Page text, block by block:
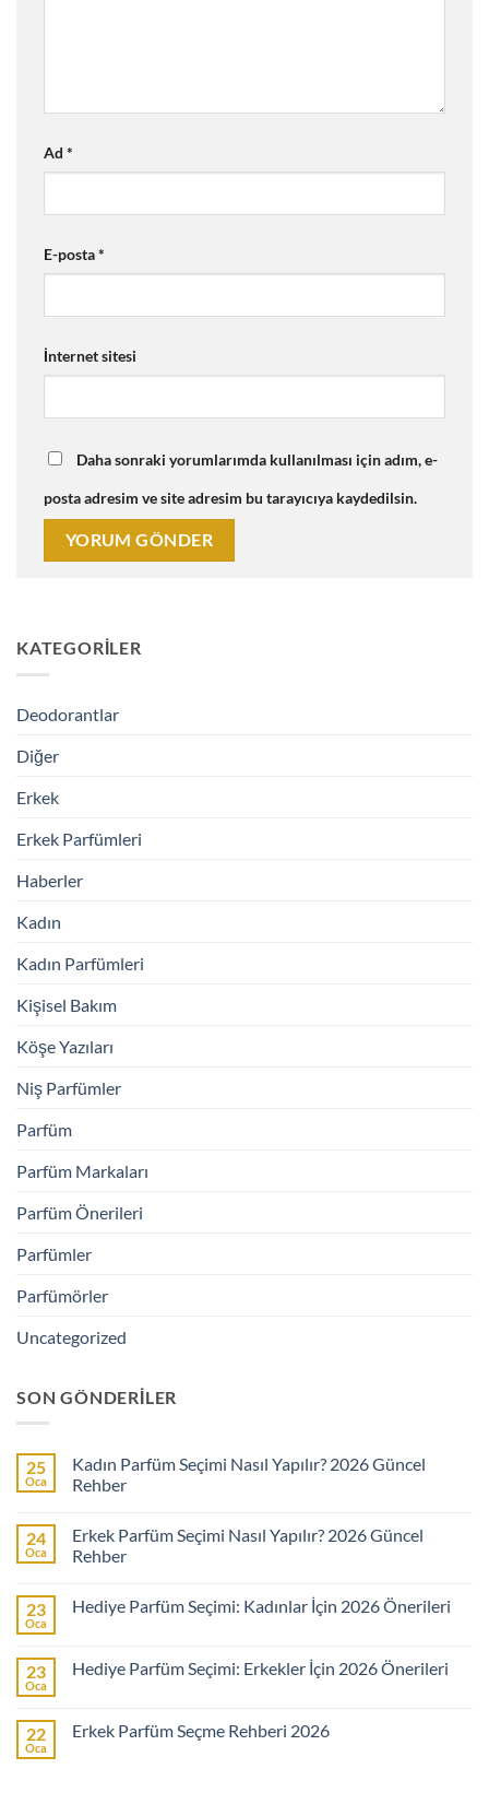
Ad *
E-posta*
İnternet sitesi
Daha sonraki yorumlarımda kullanılması için adım, e-
posta adresim ve site adresim bu tarayıcıya kaydedilsin.
KATEGORILER
Deodorantlar
Diğer
Erkek
Erkek Parfümleri
Haberler
Kadın
Kadın Parfümleri
Kişisel Bakım
Köşe Yazıları
Niş Parfümler
Parfüm
Parfüm Markaları
Parfüm Önerileri
Parfümler
Parfümörler
Uncategorized
SON GÖNDERILER
25
Oca
Kadın Parfüm Seçimi Nasıl Yapılır? 2026 Güncel
Rehber
Kadın
Parfüm
Seçimi
2026
24
Oca
Erkek Parfüm Seçimi Nasıl Yapılır? 2026 Güncel
Rehber
Erkek
Yapılır?
2026
23
Oca
Hediye Parfüm Seçimi: Kadınlar İçin 2026 Önerileri
Parfüm
2026
Önerileri
23
Oca
Hediye Parfüm Seçimi: Erkekler İçin 2026 Önerileri
Parfüm
22
Oca
Erkek Parfüm Seçme Rehberi 2026